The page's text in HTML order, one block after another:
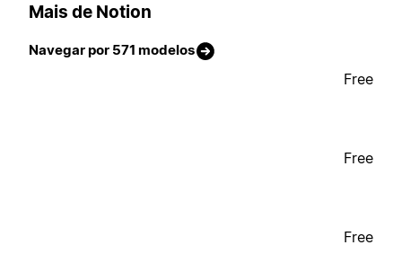
Mais de Notion
Navegar por 571 modelos
Free
Free
Free